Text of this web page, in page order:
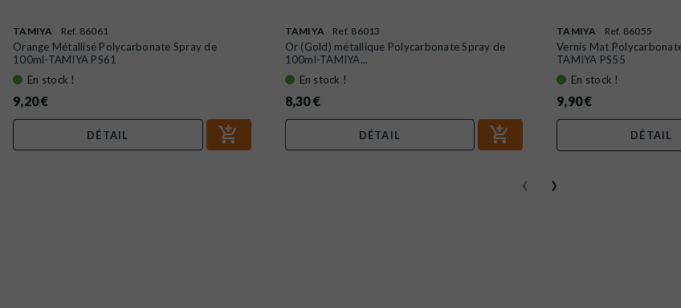
TAMIYA Ref. 86061
Orange Métallisé Polycarbonate Spray de
100ml-TAMIYA PS61
En stock !
9,20 €
DÉTAIL
TAMIYA Ref. 86013
Or (Gold) métallique Polycarbonate Spray de
100ml-TAMIYA...
En stock !
8,30 €
DÉTAIL
TAMIYA Ref. 86055
Vernis Mat
TAMIYA PS55
En stock !
9,90 €
DÉTAIL
‹ ›